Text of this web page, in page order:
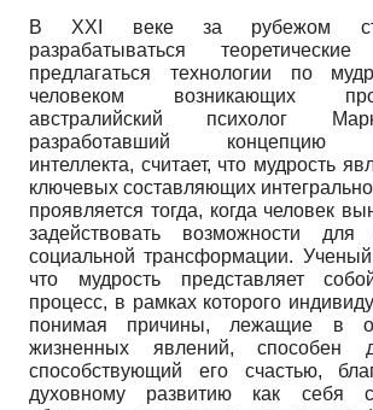
В XXI веке за рубежом
разрабатываться
предлагаться технологии по
человеком возникающих
австралийский психолог
разработавший концепцию
интеллекта, считает, что мудрость
ключевых составляющих
проявляется тогда, когда человек
задействовать возможности для
социальной трансформации.
что мудрость представляет
процесс, в рамках которого
понимая причины, лежащие в
жизненных явлений, способен
способствующий его счастью,
духовному развитию как себя